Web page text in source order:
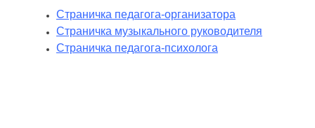
Страничка педагога-организатора
Страничка музыкального руководителя
Страничка педагога-психолога